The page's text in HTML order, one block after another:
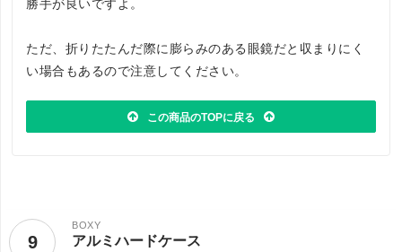
勝手が良いですよ。
ただ、折りたたんだ際に膨らみのある眼鏡だと収まりにく
い場合もあるので注意してください。
この商品のTOPに戻る
9
BOXY
アルミハードケース